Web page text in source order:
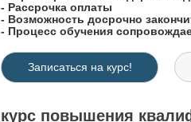
- Рассрочка оплаты
- Возможность досрочно
- Процесс обучения
Записаться на курс!
курс повышения